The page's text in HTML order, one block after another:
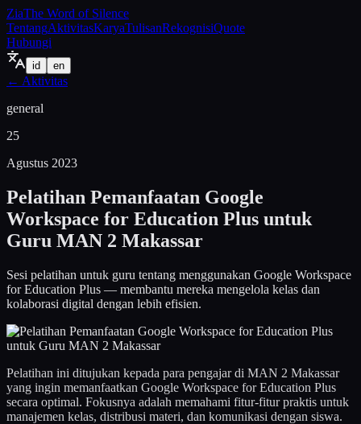
ZiaThe Word of Silence
TentangAktivitasKaryaTulisanRekognisiQuote
Hubungi
id en
← Aktivitas
general
25
Agustus 2023
Pelatihan Pemanfaatan Google
Workspace for Education Plus untuk
Guru MAN 2 Makassar
Sesi pelatihan untuk guru tentang menggunakan Google Workspace
for Education Plus — membantu mereka mengelola kelas dan
kolaborasi digital dengan lebih efisien.
Pelatihan ini ditujukan kepada para pengajar di MAN 2 Makassar
yang ingin memanfaatkan Google Workspace for Education Plus
secara optimal. Fokusnya adalah memahami fitur-fitur praktis untuk
manajemen kelas, distribusi materi, dan komunikasi dengan siswa.